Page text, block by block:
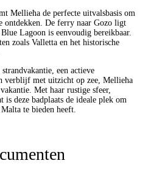
Mellieħa de perfecte uitvalsbasis om
ontdekken. De ferry naar Gozo ligt
Lagoon is eenvoudig bereikbaar.
zoals Valletta en het historische
een actieve
verblijf met uitzicht op zee, Mellieħa
Met haar rustige sfeer,
deze badplaats de ideale plek om
te bieden heeft.